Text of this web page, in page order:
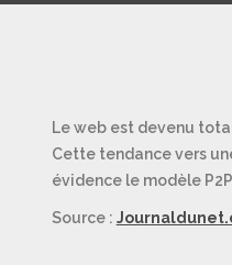
Le web est devenu
Cette tendance vers
évidence le modèle
Source :